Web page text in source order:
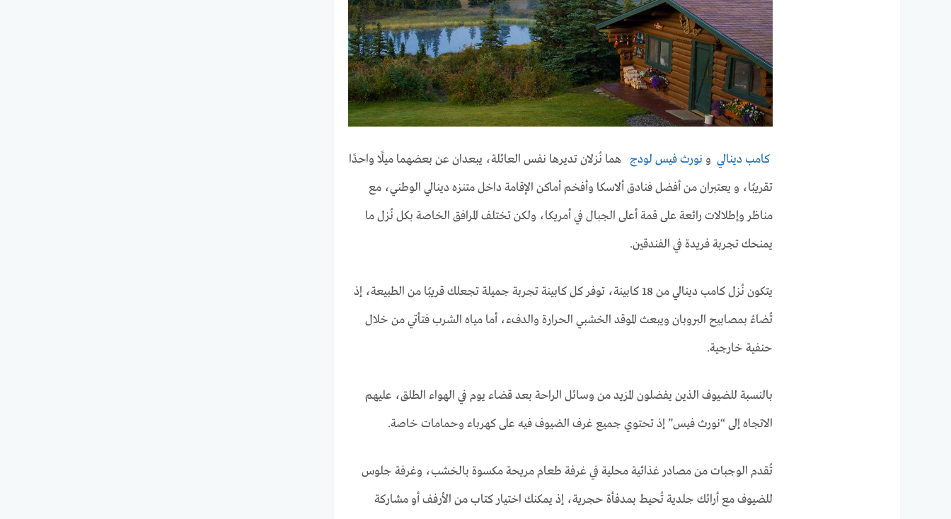
كامب دينالي و نورث فيس لودج هما نُزلان تديرها نفس العائلة، يبعدان عن بعضهما ميلًا واحدًا
تقريبًا، و يعتبران من أفضل فنادق ألاسكا وأفخم أماكن الإقامة داخل متنزه دينالي الوطني، مع
مناظر وإطلالات رائعة على قمة أعلى الجبال في أمريكا، ولكن تختلف المرافق الخاصة بكل نُزل ما
يمنحك تجربة فريدة في الفندقين.
يتكون نُزل كامب دينالي من 18 كابينة، توفر كل كابينة تجربة جميلة تجعلك قريبًا من الطبيعة، إذ
تُضاءُ بمصابيح البروبان ويبعث الموقد الخشبي الحرارة والدفء، أما مياه الشرب فتأتي من خلال
حنفية خارجية.
بالنسبة للضيوف الذين يفضلون المزيد من وسائل الراحة بعد قضاء يوم في الهواء الطلق، عليهم
الاتجاه إلى “نورث فيس” إذ تحتوي جميع غرف الضيوف فيه على كهرباء وحمامات خاصة.
تُقدم الوجبات من مصادر غذائية محلية في غرفة طعام مريحة مكسوة بالخشب، وغرفة جلوس
للضيوف مع أرائك جلدية تُحيط بمدفأة حجرية، إذ يمكنك اختيار كتاب من الأرفف أو مشاركة